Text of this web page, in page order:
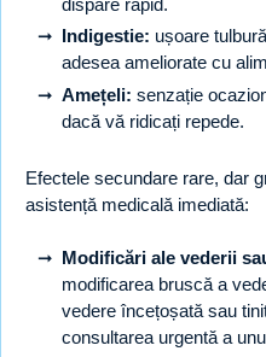
dispare rapid.
Indigestie: ușoare
adesea ameliorate cu
Amețeli: senzație
dacă vă ridicați repede.
Efectele secundare rare, dar
asistență medicală imediată:
Modificări ale vederii
modificarea bruscă a
vedere încețoșată sau
consultarea urgentă a